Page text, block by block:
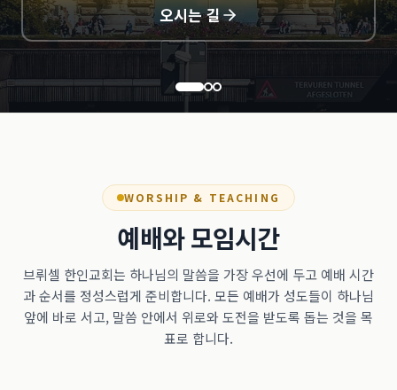
오시는 길
WORSHIP & TEACHING
예배와 모임시간
브뤼셀 한인교회는 하나님의 말씀을 가장 우선에 두고 예배 시간
과 순서를 정성스럽게 준비합니다. 모든 예배가 성도들이 하나님
앞에 바로 서고, 말씀 안에서 위로와 도전을 받도록 돕는 것을 목
표로 합니다.